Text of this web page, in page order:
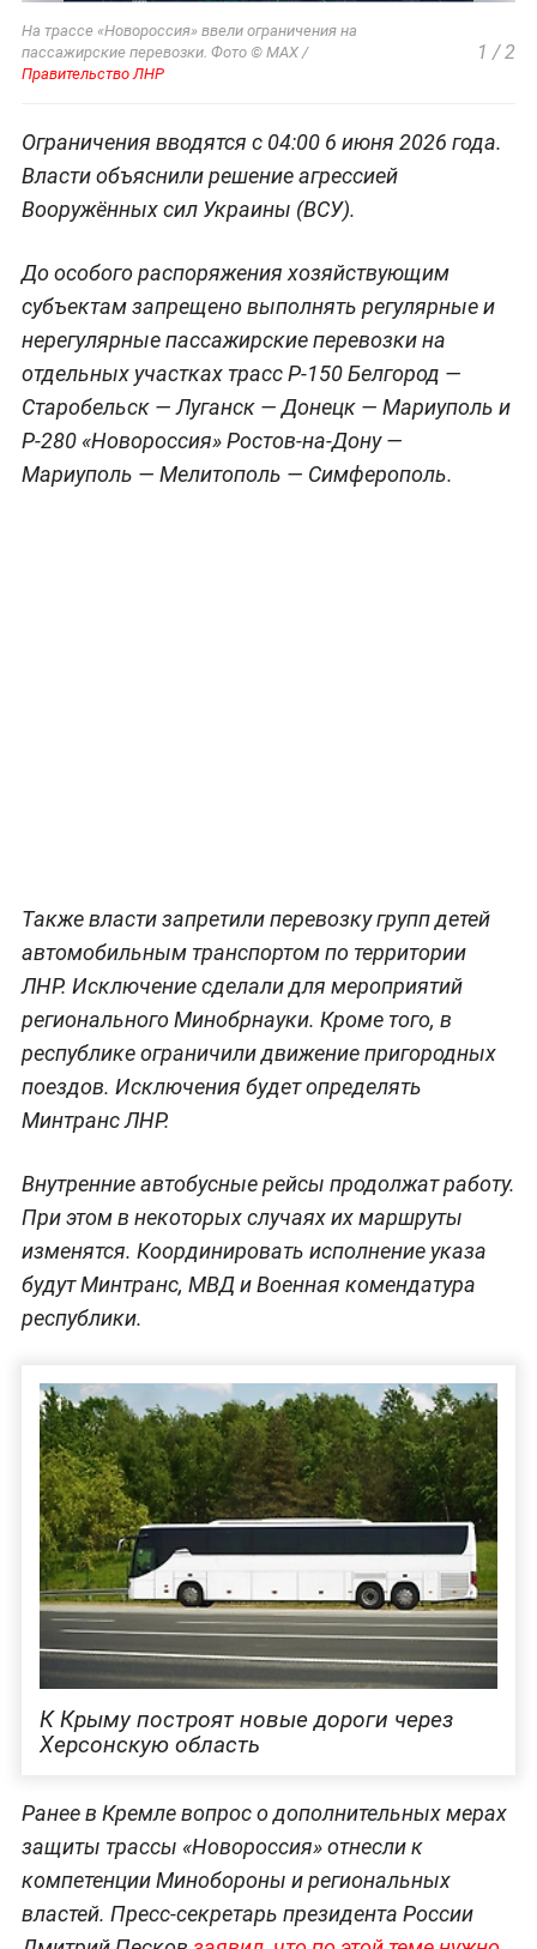
На трассе «Новороссия» ввели ограничения на
пассажирские перевозки. Фото © MAX /
Правительство ЛНР
1 /2
Ограничения вводятся с 04:00 6 июня 2026 года.
Власти объяснили решение агрессией
Вооружённых сил Украины (ВСУ).
До особого распоряжения хозяйствующим
субъектам запрещено выполнять регулярные и
нерегулярные пассажирские перевозки на
отдельных участках трасс Р-150 Белгород —
Старобельск — Луганск — Донецк — Мариуполь и
Р-280 «Новороссия» Ростов-на-Дону —
Мариуполь — Мелитополь — Симферополь.
Также власти запретили перевозку групп детей
автомобильным транспортом по территории
ЛНР. Исключение сделали для мероприятий
регионального Минобрнауки. Кроме того, в
республике ограничили движение пригородных
поездов. Исключения будет определять
Минтранс ЛНР.
Внутренние автобусные рейсы продолжат работу.
При этом в некоторых случаях их маршруты
изменятся. Координировать исполнение указа
будут Минтранс, МВД и Военная комендатура
республики.
К Крыму построят новые дороги через
Херсонскую область
Ранее в Кремле вопрос о дополнительных мерах
защиты трассы «Новороссия» отнесли к
компетенции Минобороны и региональных
властей. Пресс-секретарь президента России